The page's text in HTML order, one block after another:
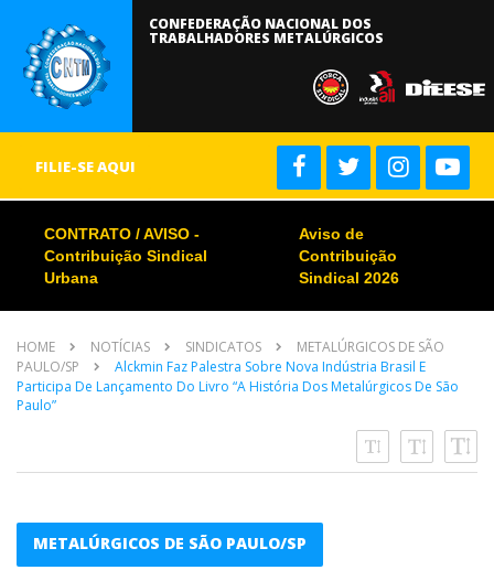
CONFEDERAÇÃO NACIONAL DOS
TRABALHADORES METALÚRGICOS
FILIE-SE AQUI
CONTRATO / AVISO -
Contribuição Sindical
Urbana
Aviso de
Contribuição
Sindical 2026
HOME NOTÍCIAS SINDICATOS
METALÚRGICOS DE SÃO
PAULO/SP
Alckmin Faz Palestra Sobre Nova Indústria Brasil E
Participa De Lançamento Do Livro “A História Dos Metalúrgicos De São
Paulo”
METALÚRGICOS DE SÃO PAULO/SP